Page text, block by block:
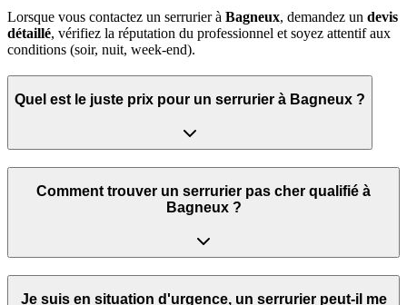
Lorsque vous contactez un serrurier à Bagneux, demandez un devis
détaillé, vérifiez la réputation du professionnel et soyez attentif aux
conditions (soir, nuit, week‑end).
Quel est le juste prix pour un serrurier à Bagneux ?
Comment trouver un serrurier pas cher qualifié à
Bagneux ?
Je suis en situation d'urgence, un serrurier peut‑il me